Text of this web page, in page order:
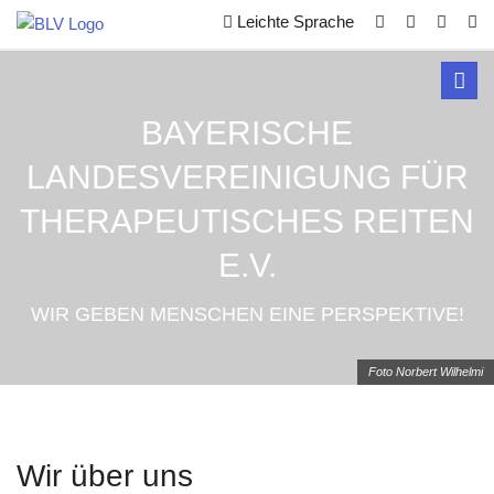
Leichte Sprache
Foto Norbert Wilhelmi
BAYERISCHE
LANDESVEREINIGUNG FÜR
THERAPEUTISCHES REITEN
E.V.
WIR GEBEN MENSCHEN EINE PERSPEKTIVE!
Wir über uns